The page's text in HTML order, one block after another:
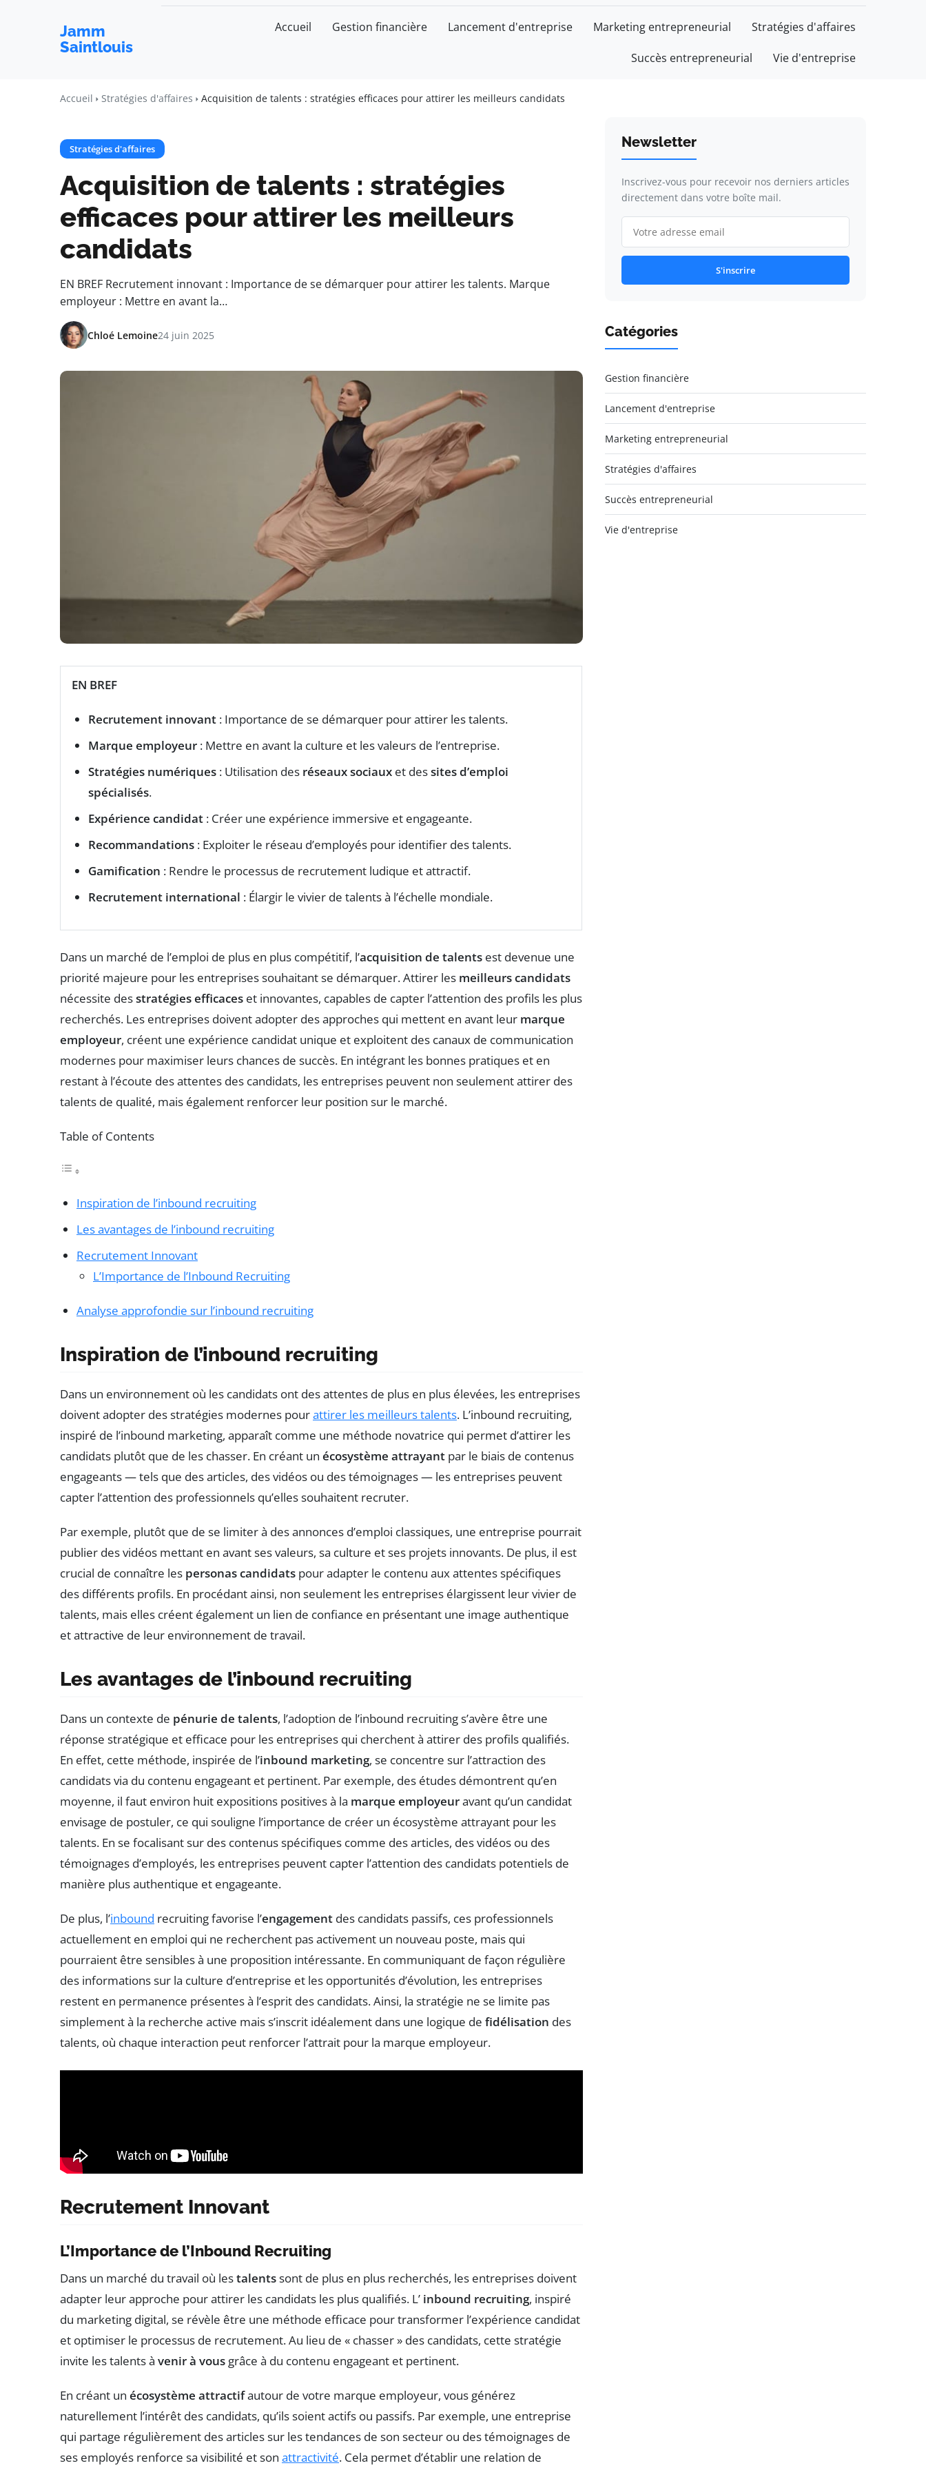
Jamm
Saintlouis
Accueil Gestion financière Lancement d'entreprise Marketing entrepreneurial Stratégies d'affaires
Succès entrepreneurial Vie d'entreprise
Accueil Stratégies d'affaires Acquisition de talents : stratégies efficaces pour attirer les meilleurs candidats
Stratégies d'affaires
Acquisition de talents : stratégies
efficaces pour attirer les meilleurs
candidats
EN BREF Recrutement innovant : Importance de se démarquer pour attirer les talents. Marque
employeur : Mettre en avant la…
Chloé Lemoine24 juin 2025
EN BREF
Recrutement innovant : Importance de se démarquer pour attirer les talents.
Marque employeur : Mettre en avant la culture et les valeurs de l’entreprise.
Stratégies numériques : Utilisation des réseaux sociaux et dessites d’emploi
spécialisés.
Expérience candidat : Créer une expérience immersive et engageante.
Recommandations : Exploiter le réseau d’employés pour identifier des talents.
Gamification : Rendre le processus de recrutement ludique et attractif.
Recrutement international : Élargir le vivier de talents à l’échelle mondiale.
Dans un marché de l’emploi de plus en plus compétitif, l’acquisition de talents est devenue une
priorité majeure pour les entreprises souhaitant se démarquer. Attirer les meilleurs candidats
nécessite desstratégies efficaces et innovantes, capables de capter l’attention des profils les plus
recherchés. Les entreprises doivent adopter des approches qui mettent en avant leur marque
employeur, créent une expérience candidat unique et exploitent des canaux de communication
modernes pour maximiser leurs chances de succès. En intégrant les bonnes pratiques et en
restant à l’écoute des attentes des candidats, les entreprises peuvent non seulement attirer des
talents de qualité, mais également renforcer leur position sur le marché.
Table of Contents
Inspiration de l’inbound recruiting
Les avantages de l’inbound recruiting
Recrutement Innovant
L’Importance de l’Inbound Recruiting
Analyse approfondie sur l’inbound recruiting
Inspiration de l’inbound recruiting
Dans un environnement où les candidats ont des attentes de plus en plus élevées, les entreprises
doivent adopter des stratégies modernes pourattirer les meilleurs talents. L’inbound recruiting,
inspiré de l’inbound marketing, apparaît comme une méthode novatrice qui permet d’attirer les
candidats plutôt que de les chasser. En créant un écosystème attrayant par le biais de contenus
engageants — tels que des articles, des vidéos ou des témoignages — les entreprises peuvent
capter l’attention des professionnels qu’elles souhaitent recruter.
Par exemple, plutôt que de se limiter à des annonces d’emploi classiques, une entreprise pourrait
publier des vidéos mettant en avant ses valeurs, sa culture et ses projets innovants. De plus, il est
crucial de connaître les personas candidats pour adapter le contenu aux attentes spécifiques
des différents profils. En procédant ainsi, non seulement les entreprises élargissent leur vivier de
talents, mais elles créent également un lien de confiance en présentant une image authentique
et attractive de leur environnement de travail.
Les avantages de l’inbound recruiting
Dans un contexte de pénurie de talents, l’adoption de l’inbound recruiting s’avère être une
réponse stratégique et efficace pour les entreprises qui cherchent à attirer des profils qualifiés.
En effet, cette méthode, inspirée de l’inbound marketing, se concentre sur l’attraction des
candidats via du contenu engageant et pertinent. Par exemple, des études démontrent qu’en
moyenne, il faut environ huit expositions positives à la marque employeuravant qu’un candidat
envisage de postuler, ce qui souligne l’importance de créer un écosystème attrayant pour les
talents. En se focalisant sur des contenus spécifiques comme des articles, des vidéos ou des
témoignages d’employés, les entreprises peuvent capter l’attention des candidats potentiels de
manière plus authentique et engageante.
De plus, l’inbound recruiting favorise l’engagement des candidats passifs, ces professionnels
actuellement en emploi qui ne recherchent pas activement un nouveau poste, mais qui
pourraient être sensibles à une proposition intéressante. En communiquant de façon régulière
des informations sur la culture d’entreprise et les opportunités d’évolution, les entreprises
restent en permanence présentes à l’esprit des candidats. Ainsi, la stratégie ne se limite pas
simplement à la recherche active mais s’inscrit idéalement dans une logique de fidélisation des
talents, où chaque interaction peut renforcer l’attrait pour la marque employeur.
Recrutement Innovant
L’Importance de l’Inbound Recruiting
Dans un marché du travail où lestalentssont de plus en plus recherchés, les entreprises doivent
adapter leur approche pour attirer les candidats les plus qualifiés. L’ inbound recruiting, inspiré
du marketing digital, se révèle être une méthode efficace pour transformer l’expérience candidat
et optimiser le processus de recrutement. Au lieu de « chasser » des candidats, cette stratégie
invite les talents à venir à vous grâce à du contenu engageant et pertinent.
En créant un écosystème attractifautour de votre marque employeur, vous générez
naturellement l’intérêt des candidats, qu’ils soient actifs ou passifs. Par exemple, une entreprise
qui partage régulièrement des articles sur les tendances de son secteur ou des témoignages de
ses employés renforce sa visibilité et son attractivité. Cela permet d’établir une relation de
Newsletter
Inscrivez-vous pour recevoir nos derniers articles
directement dans votre boîte mail.
S'inscrire
Catégories
Gestion financière
Lancement d'entreprise
Marketing entrepreneurial
Stratégies d'affaires
Succès entrepreneurial
Vie d'entreprise